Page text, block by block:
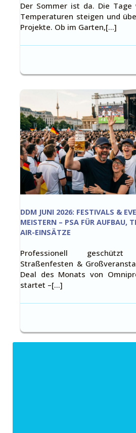
Der Sommer ist da. Die Tage
Temperaturen steigen und
Projekte. Ob im Garten,[…]
DDM JUNI 2026: FESTIVALS &
MEISTERN – PSA FÜR AUFBAU,
AIR-EINSÄTZE
Professionell
Straßenfesten &
Deal des Monats von
startet –[…]